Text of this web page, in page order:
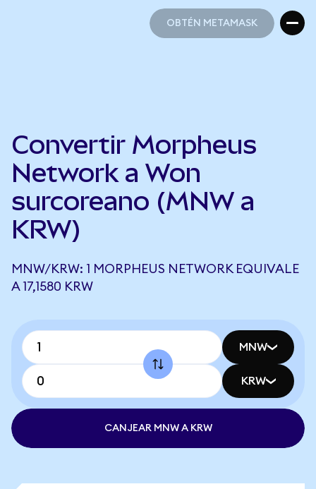
OBTÉN METAMASK
Convertir Morpheus
Network a Won
surcoreano (MNW a
KRW)
MNW/KRW: 1 MORPHEUS NETWORK EQUIVALE
A 17,1580 KRW
MNW
KRW
CANJEAR MNW A KRW